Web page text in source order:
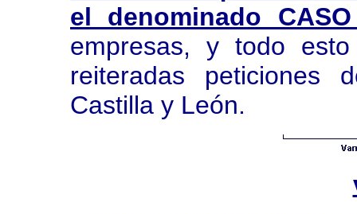
el denominado
empresas, y todo
reiteradas
Castilla y León.